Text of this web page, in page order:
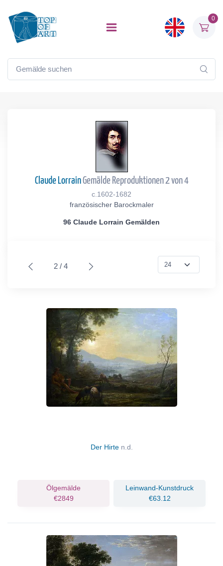
0
Claude LorrainGemälde Reproduktionen 2 von 4
c.1602-1682
französischer Barockmaler
96 Claude Lorrain Gemälden
2 / 4
Der Hirte n.d.
Ölgemälde
€2849
Leinwand-Kunstdruck
€63.12